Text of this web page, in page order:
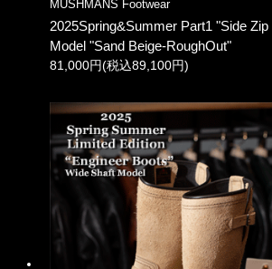
MUSHMANS Footwear
2025Spring&Summer Part1 "Side
Model "Sand Beige-RoughOut"
81,000円(税込89,100円)